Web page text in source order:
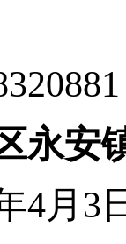
永安
4月3